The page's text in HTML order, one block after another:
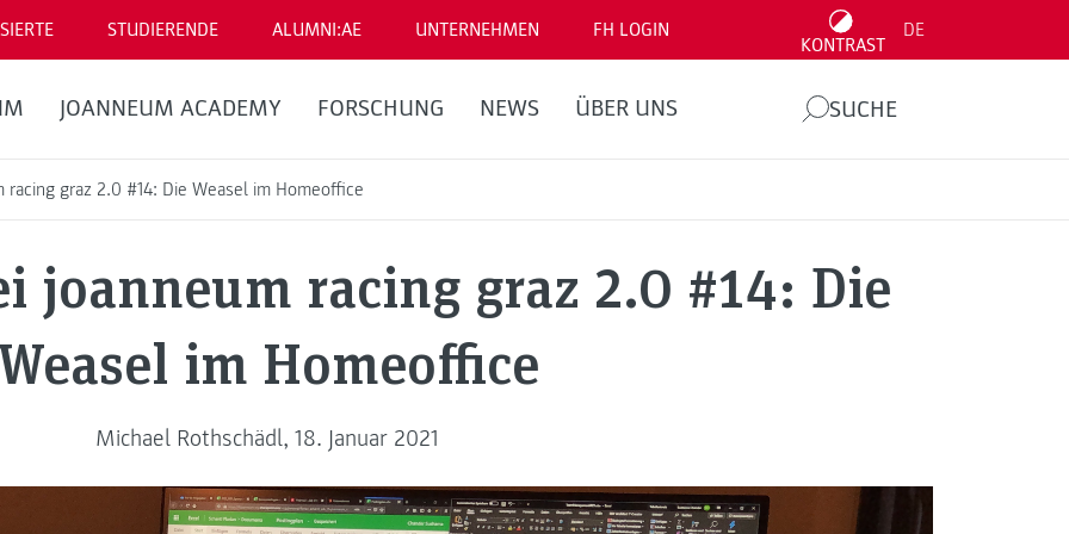
STUDIERENDE ALUMNI:AE UNTERNEHMEN FH LOGIN
KONTRAST
DE
JOANNEUM ACADEMY FORSCHUNG NEWS ÜBER UNS SUCHE
graz 2.0 #14: Die Weasel im Homeoffice
joanneum racing graz 2.0 #14: Die
im Homeoffice
Michael Rothschädl, 18. Januar 2021